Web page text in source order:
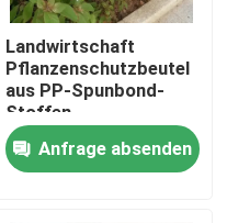
Landwirtschaft
Pflanzenschutzbeutel
aus PP-Spunbond-
Stoffen
Anfrage absenden